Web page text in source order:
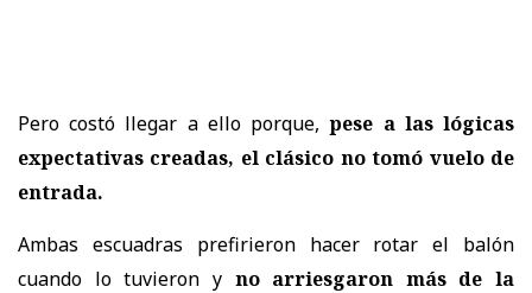
Pero costó llegar a ello porque,pese a las lógicas
expectativas creadas, el clásico no tomó vuelo de
entrada.
Ambas escuadras prefirieron hacer rotar el balón
cuando lo tuvieron y no arriesgaron más de la